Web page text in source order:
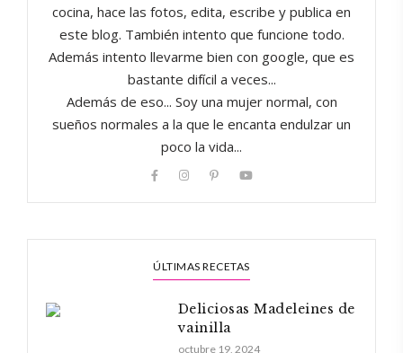
cocina, hace las fotos, edita, escribe y publica en
este blog. También intento que funcione todo.
Además intento llevarme bien con google, que es
bastante difícil a veces...
Además de eso... Soy una mujer normal, con
sueños normales a la que le encanta endulzar un
poco la vida...
ÚLTIMAS RECETAS
Deliciosas Madeleines de
vainilla
octubre 19, 2024